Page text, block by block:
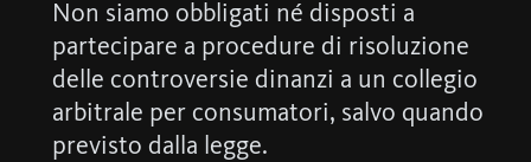
Non siamo obbligati né disposti a
partecipare a procedure di risoluzione
delle controversie dinanzi a un collegio
arbitrale per consumatori, salvo quando
previsto dalla legge.